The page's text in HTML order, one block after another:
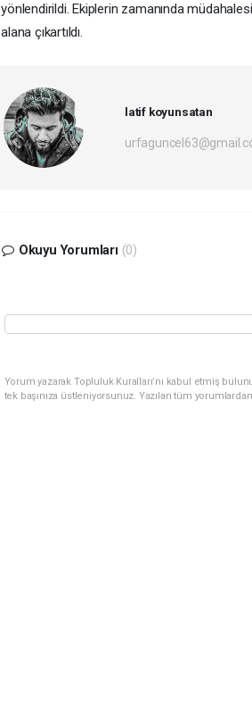
yönlendirildi. Ekiplerin zamanında
alana çıkartıldı.
latif koyunsatan
Okuyu Yorumları (0)
Yorum yazarak Topluluk Kuralları’nı kabul etmiş
tek başınıza üstleniyorsunuz. Yazılan tüm